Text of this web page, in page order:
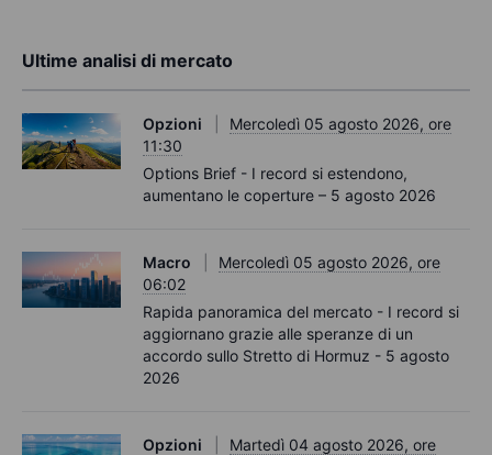
Ultime analisi di mercato
Opzioni
Mercoledì 05 agosto 2026, ore
11:30
Options Brief - I record si estendono,
aumentano le coperture – 5 agosto 2026
Macro
Mercoledì 05 agosto 2026, ore
06:02
Rapida panoramica del mercato - I record si
aggiornano grazie alle speranze di un
accordo sullo Stretto di Hormuz - 5 agosto
2026
Opzioni
Martedì 04 agosto 2026, ore